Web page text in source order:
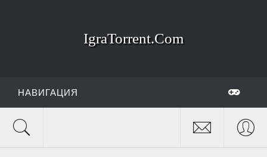
IgraTorrent.Com
НАВИГАЦИЯ